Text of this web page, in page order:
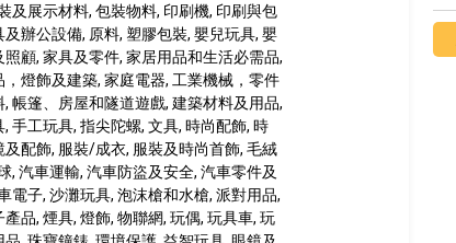
及展示材料, 包裝物料, 印刷機, 印刷與包
及辦公設備, 原料, 塑膠包裝, 嬰兒玩具, 嬰
照顧, 家具及零件, 家居用品和生活必需品,
，燈飾及建築, 家庭電器, 工業機械，零件
, 帳篷、房屋和隧道遊戲, 建築材料及用品,
手工玩具, 指尖陀螺, 文具, 時尚配飾, 時
及配飾, 服裝/成衣, 服裝及時尚首飾, 毛絨
, 汽車運輸, 汽車防盜及安全, 汽車零件及
電子, 沙灘玩具, 泡沫槍和水槍, 派對用品,
品, 煙具, 燈飾, 物聯網, 玩偶, 玩具車, 玩